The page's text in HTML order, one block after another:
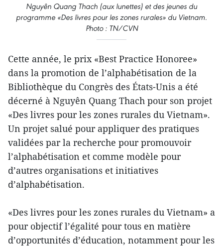
Nguyên Quang Thach (aux lunettes) et des jeunes du
programme «Des livres pour les zones rurales» du Vietnam.
Photo : TN/CVN
Cette année, le prix «Best Practice Honoree»
dans la promotion de l’alphabétisation de la
Bibliothèque du Congrès des États-Unis a été
décerné à Nguyên Quang Thach pour son projet
«Des livres pour les zones rurales du Vietnam».
Un projet salué pour appliquer des pratiques
validées par la recherche pour promouvoir
l’alphabétisation et comme modèle pour
d’autres organisations et initiatives
d’alphabétisation.
«Des livres pour les zones rurales du Vietnam» a
pour objectif l’égalité pour tous en matière
d’opportunités d’éducation, notamment pour les